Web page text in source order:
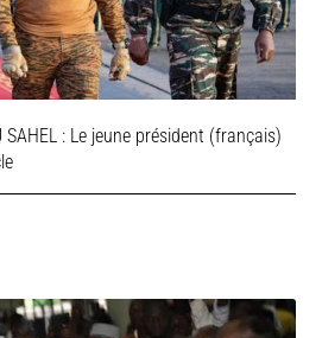
SAHEL : Le jeune président (français)